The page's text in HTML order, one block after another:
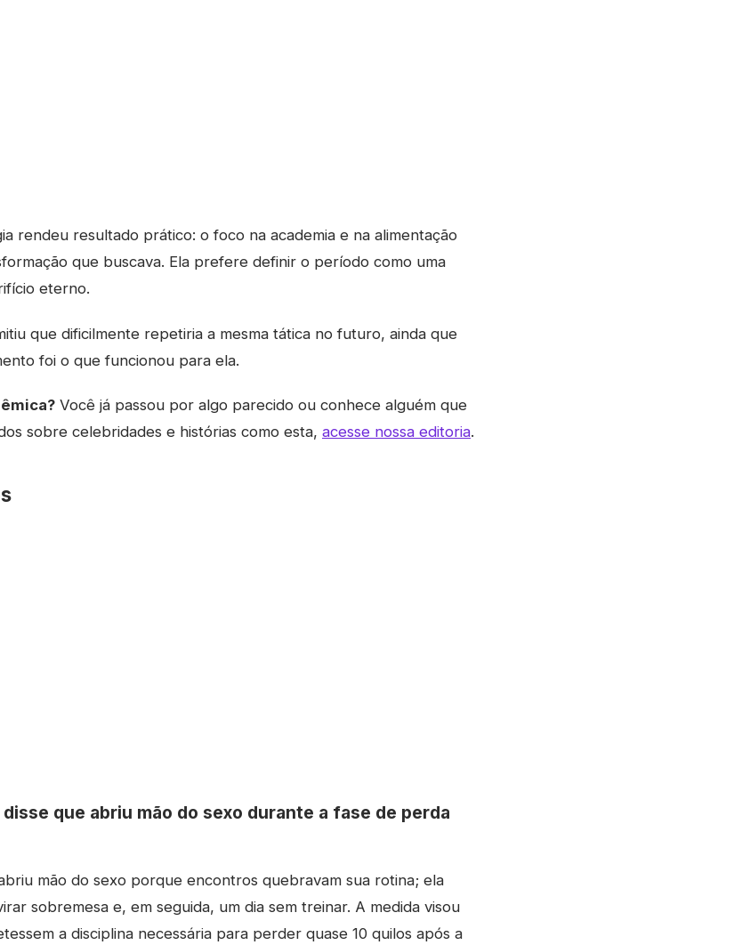
rendeu resultado prático: o foco na academia e na alimentação
que buscava. Ela prefere definir o período como uma
eterno.
que dificilmente repetiria a mesma tática no futuro, ainda que
foi o que funcionou para ela.
Você já passou por algo parecido ou conhece alguém que
sobre celebridades e histórias como esta, acesse nossa editoria.
disse que abriu mão do sexo durante a fase de perda
mão do sexo porque encontros quebravam sua rotina; ela
sobremesa e, em seguida, um dia sem treinar. A medida visou
a disciplina necessária para perder quase 10 quilos após a